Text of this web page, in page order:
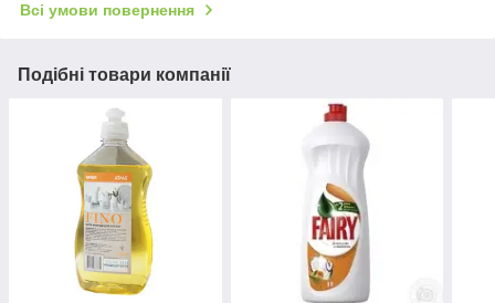
Всі умови повернення
Подібні товари компанії